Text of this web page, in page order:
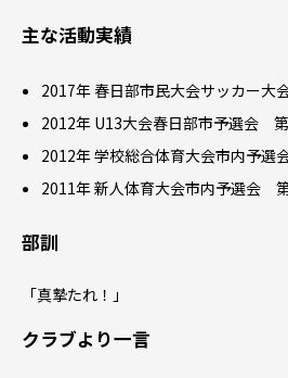
主な活動実績
2017年 春日部市民大会サッカー
2012年 U13大会春日部市予選会
2012年 学校総合体育大会市内予
2011年 新人体育大会市内予選会
部訓
「真摯たれ！」
クラブより一言